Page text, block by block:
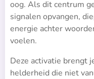
oog. Als dit centrum
signalen opvangen,
energie achter
voelen.
Deze activatie brengt
helderheid die niet